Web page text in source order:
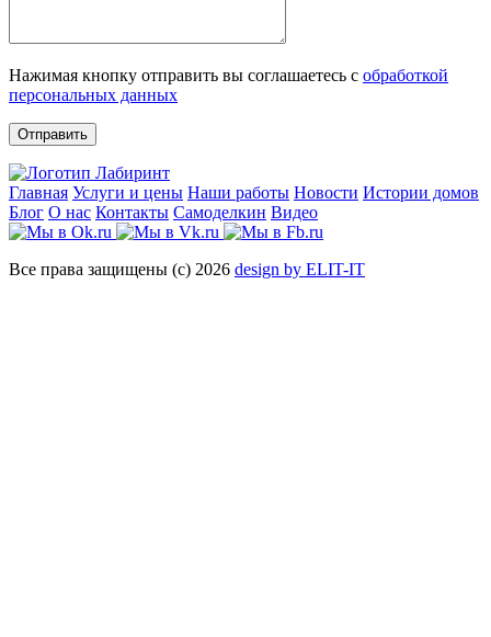
Нажимая кнопку отправить вы соглашаетесь с обработкой
персональных данных
Отправить
Главная Услуги и цены Наши работы Новости Истории домов
Блог О нас Контакты Самоделкин Видео
Все права защищены (с) 2026 design by ELIT-IT